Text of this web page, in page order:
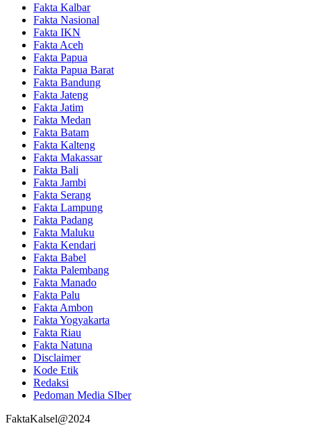
Fakta Kalbar
Fakta Nasional
Fakta IKN
Fakta Aceh
Fakta Papua
Fakta Papua Barat
Fakta Bandung
Fakta Jateng
Fakta Jatim
Fakta Medan
Fakta Batam
Fakta Kalteng
Fakta Makassar
Fakta Bali
Fakta Jambi
Fakta Serang
Fakta Lampung
Fakta Padang
Fakta Maluku
Fakta Kendari
Fakta Babel
Fakta Palembang
Fakta Manado
Fakta Palu
Fakta Ambon
Fakta Yogyakarta
Fakta Riau
Fakta Natuna
Disclaimer
Kode Etik
Redaksi
Pedoman Media SIber
FaktaKalsel@2024